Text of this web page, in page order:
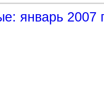
январь 2007